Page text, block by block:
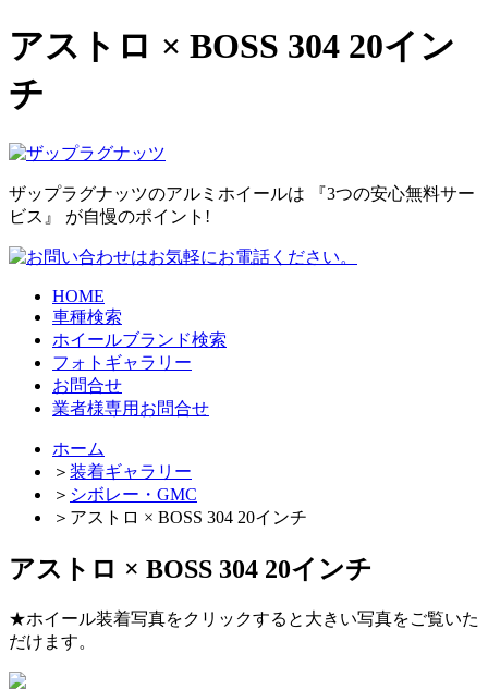
アストロ × BOSS 304 20イン
チ
ザップラグナッツのアルミホイールは
『3つの安心無料サー
ビス』 が自慢のポイント!
HOME
車種検索
ホイールブランド検索
フォトギャラリー
お問合せ
業者様専用お問合せ
ホーム
＞ 装着ギャラリー
＞ シボレー・GMC
＞ アストロ × BOSS 304 20インチ
アストロ × BOSS 304 20インチ
★ホイール装着写真をクリックすると大きい写真をご覧いた
だけます。